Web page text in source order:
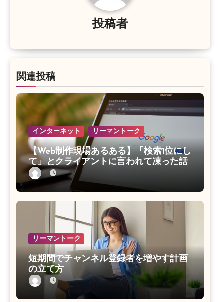
投稿者
関連投稿
インターネット リーマントーク
【Web制作現場あるある】「検索1位にし
て」とクライアントに言われて凍った話
リーマントーク
短期間でチャンネル登録者を増やす計画
の立て方